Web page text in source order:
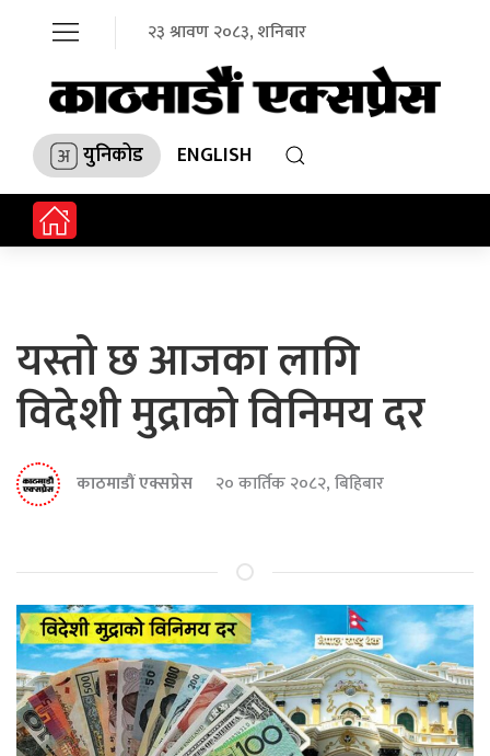
२३ श्रावण २०८३, शनिबार
युनिकोड ENGLISH
यस्तो छ आजका लागि
विदेशी मुद्राको विनिमय दर
काठमाडौं एक्सप्रेस २० कार्तिक २०८२, बिहिबार